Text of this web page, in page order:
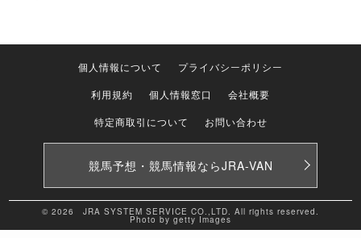
個人情報について
プライバシーポリシー
利用規約
個人情報窓口
会社概要
特定商取引について
お問い合わせ
競馬予想・競馬情報ならJRA-VAN
© 2026 JRA SYSTEM SERVICE CO.,LTD. All rights reserved.
Photo by getty Images